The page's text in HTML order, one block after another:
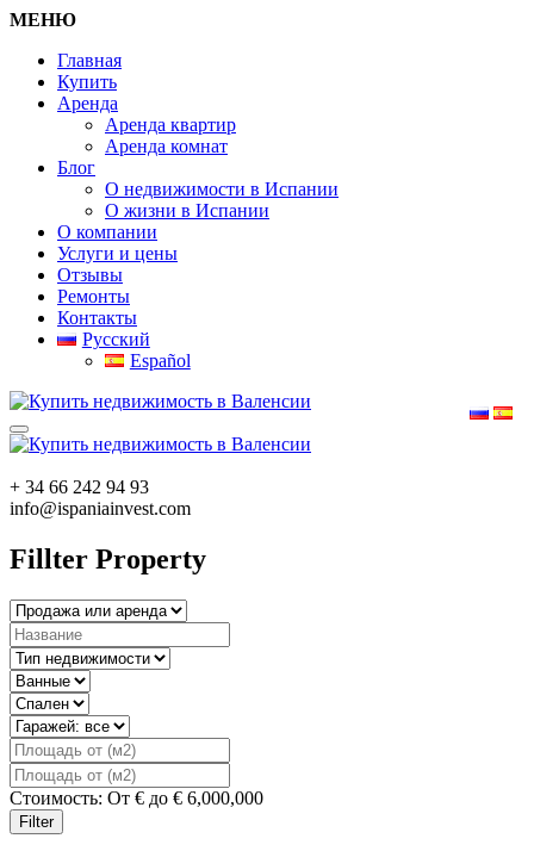
МЕНЮ
Главная
Купить
Аренда
Аренда квартир
Аренда комнат
Блог
О недвижимости в Испании
О жизни в Испании
О компании
Услуги и цены
Отзывы
Ремонты
Контакты
Русский
Español
+ 34 66 242 94 93
info@ispaniainvest.com
Fillter Property
Стоимость: От € до € 6,000,000
Filter